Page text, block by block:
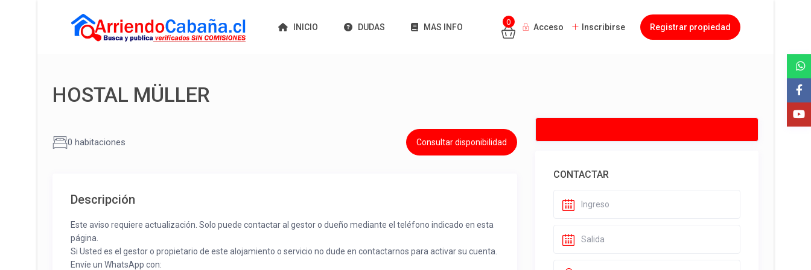
INICIO DUDAS MAS INFO
0
Acceso Inscribirse Registrar propiedad
HOSTAL MÜLLER
0 habitaciones Consultar disponibilidad
Descripción
Este aviso requiere actualización. Solo puede contactar al gestor o dueño mediante el teléfono indicado en esta
página.
Si Usted es el gestor o propietario de este alojamiento o servicio no dude en contactarnos para activar su cuenta.
Envíe un WhatsApp con:
CONTACTAR